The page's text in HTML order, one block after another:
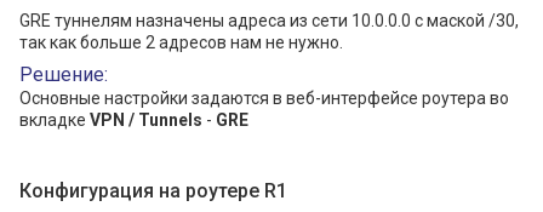
GRE туннелям назначены адреса из сети 10.0.0.0 с маской /30,
так как больше 2 адресов нам не нужно.
Решение:
Основные настройки задаются в веб-интерфейсе роутера во
вкладке VPN / Tunnels - GRE
Конфигурация на роутере R1